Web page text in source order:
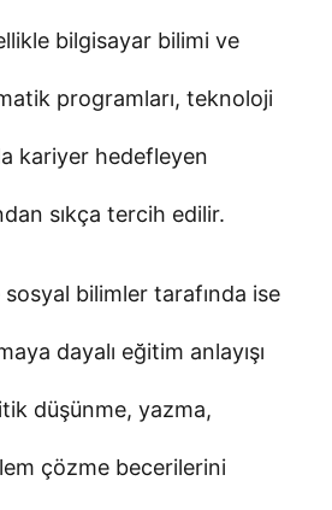
bilgisayar bilimi ve
programları, teknoloji
kariyer hedefleyen
sıkça tercih edilir.
bilimler tarafında ise
dayalı eğitim anlayışı
düşünme, yazma,
çözme becerilerini